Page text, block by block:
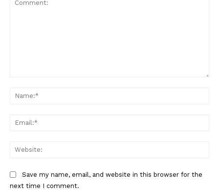
Save my name, email, and website in this browser for the
next time I comment.